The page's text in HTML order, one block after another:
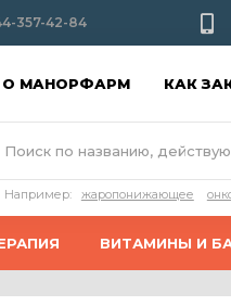
357-42-84
О МАНОРФАРМ КАК
Например: жаропонижающее
ВИТАМИНЫ И